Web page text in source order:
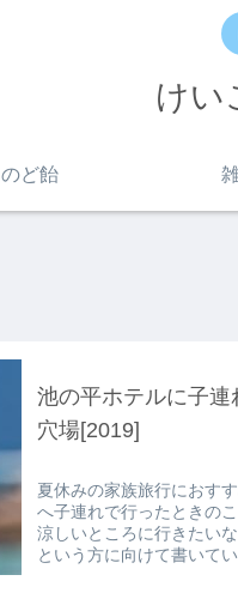
けい
のど飴
池の平ホテルに子
穴場[2019]
夏休みの家族旅行におす
へ子連れで行ったときの
涼しいところに行きたい
という方に向けて書いて